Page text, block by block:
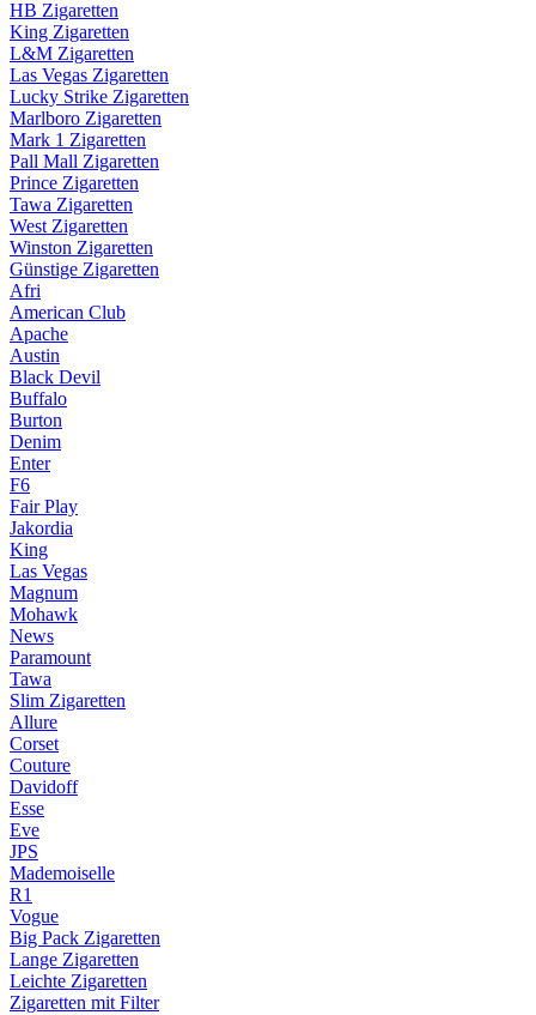
HB Zigaretten
King Zigaretten
L&M Zigaretten
Las Vegas Zigaretten
Lucky Strike Zigaretten
Marlboro Zigaretten
Mark 1 Zigaretten
Pall Mall Zigaretten
Prince Zigaretten
Tawa Zigaretten
West Zigaretten
Winston Zigaretten
Günstige Zigaretten
Afri
American Club
Apache
Austin
Black Devil
Buffalo
Burton
Denim
Enter
F6
Fair Play
Jakordia
King
Las Vegas
Magnum
Mohawk
News
Paramount
Tawa
Slim Zigaretten
Allure
Corset
Couture
Davidoff
Esse
Eve
JPS
Mademoiselle
R1
Vogue
Big Pack Zigaretten
Lange Zigaretten
Leichte Zigaretten
Zigaretten mit Filter